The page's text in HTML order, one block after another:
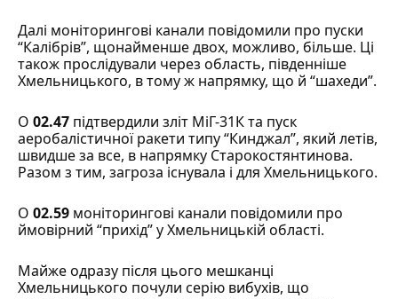
Далі моніторингові канали повідомили про пуски
“Калібрів”, щонайменше двох, можливо, більше. Ці
також прослідували через область, південніше
Хмельницького, в тому ж напрямку, що й “шахеди”.
О 02.47 підтвердили зліт МіГ-31К та пуск
аеробалістичної ракети типу “Кинджал”, який летів,
швидше за все, в напрямку Старокостянтинова.
Разом з тим, загроза існувала і для Хмельницького.
О 02.59 моніторингові канали повідомили про
ймовірний “прихід” у Хмельницькій області.
Майже одразу після цього мешканці
Хмельницького почули серію вибухів, що